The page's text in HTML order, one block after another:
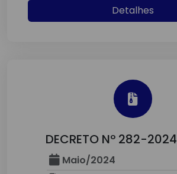
Detalhes
DECRETO Nº 282-2024
Maio/2024